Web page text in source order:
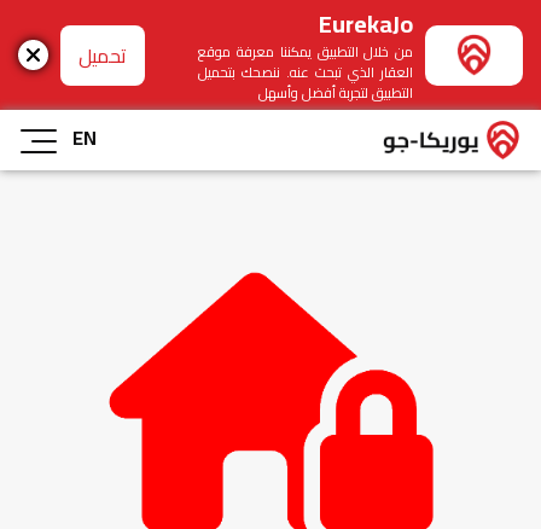
EurekaJo
من خلال التطبيق يمكننا معرفة موقع
العقار الذي تبحث عنه. ننصحك بتحميل
التطبيق لتجربة أفضل وأسهل
تحميل
EN